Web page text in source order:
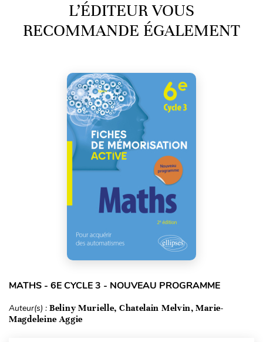
L’ÉDITEUR VOUS
RECOMMANDE ÉGALEMENT
MATHS - 6E CYCLE 3 - NOUVEAU PROGRAMME
Auteur(s) : Beliny Murielle, Chatelain Melvin, Marie-
Magdeleine Aggie